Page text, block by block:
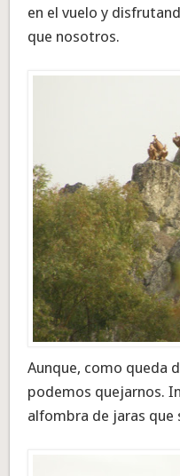
en el vuelo y
que nosotros.
Aunque, como queda
podemos quejarnos.
alfombra de jaras que